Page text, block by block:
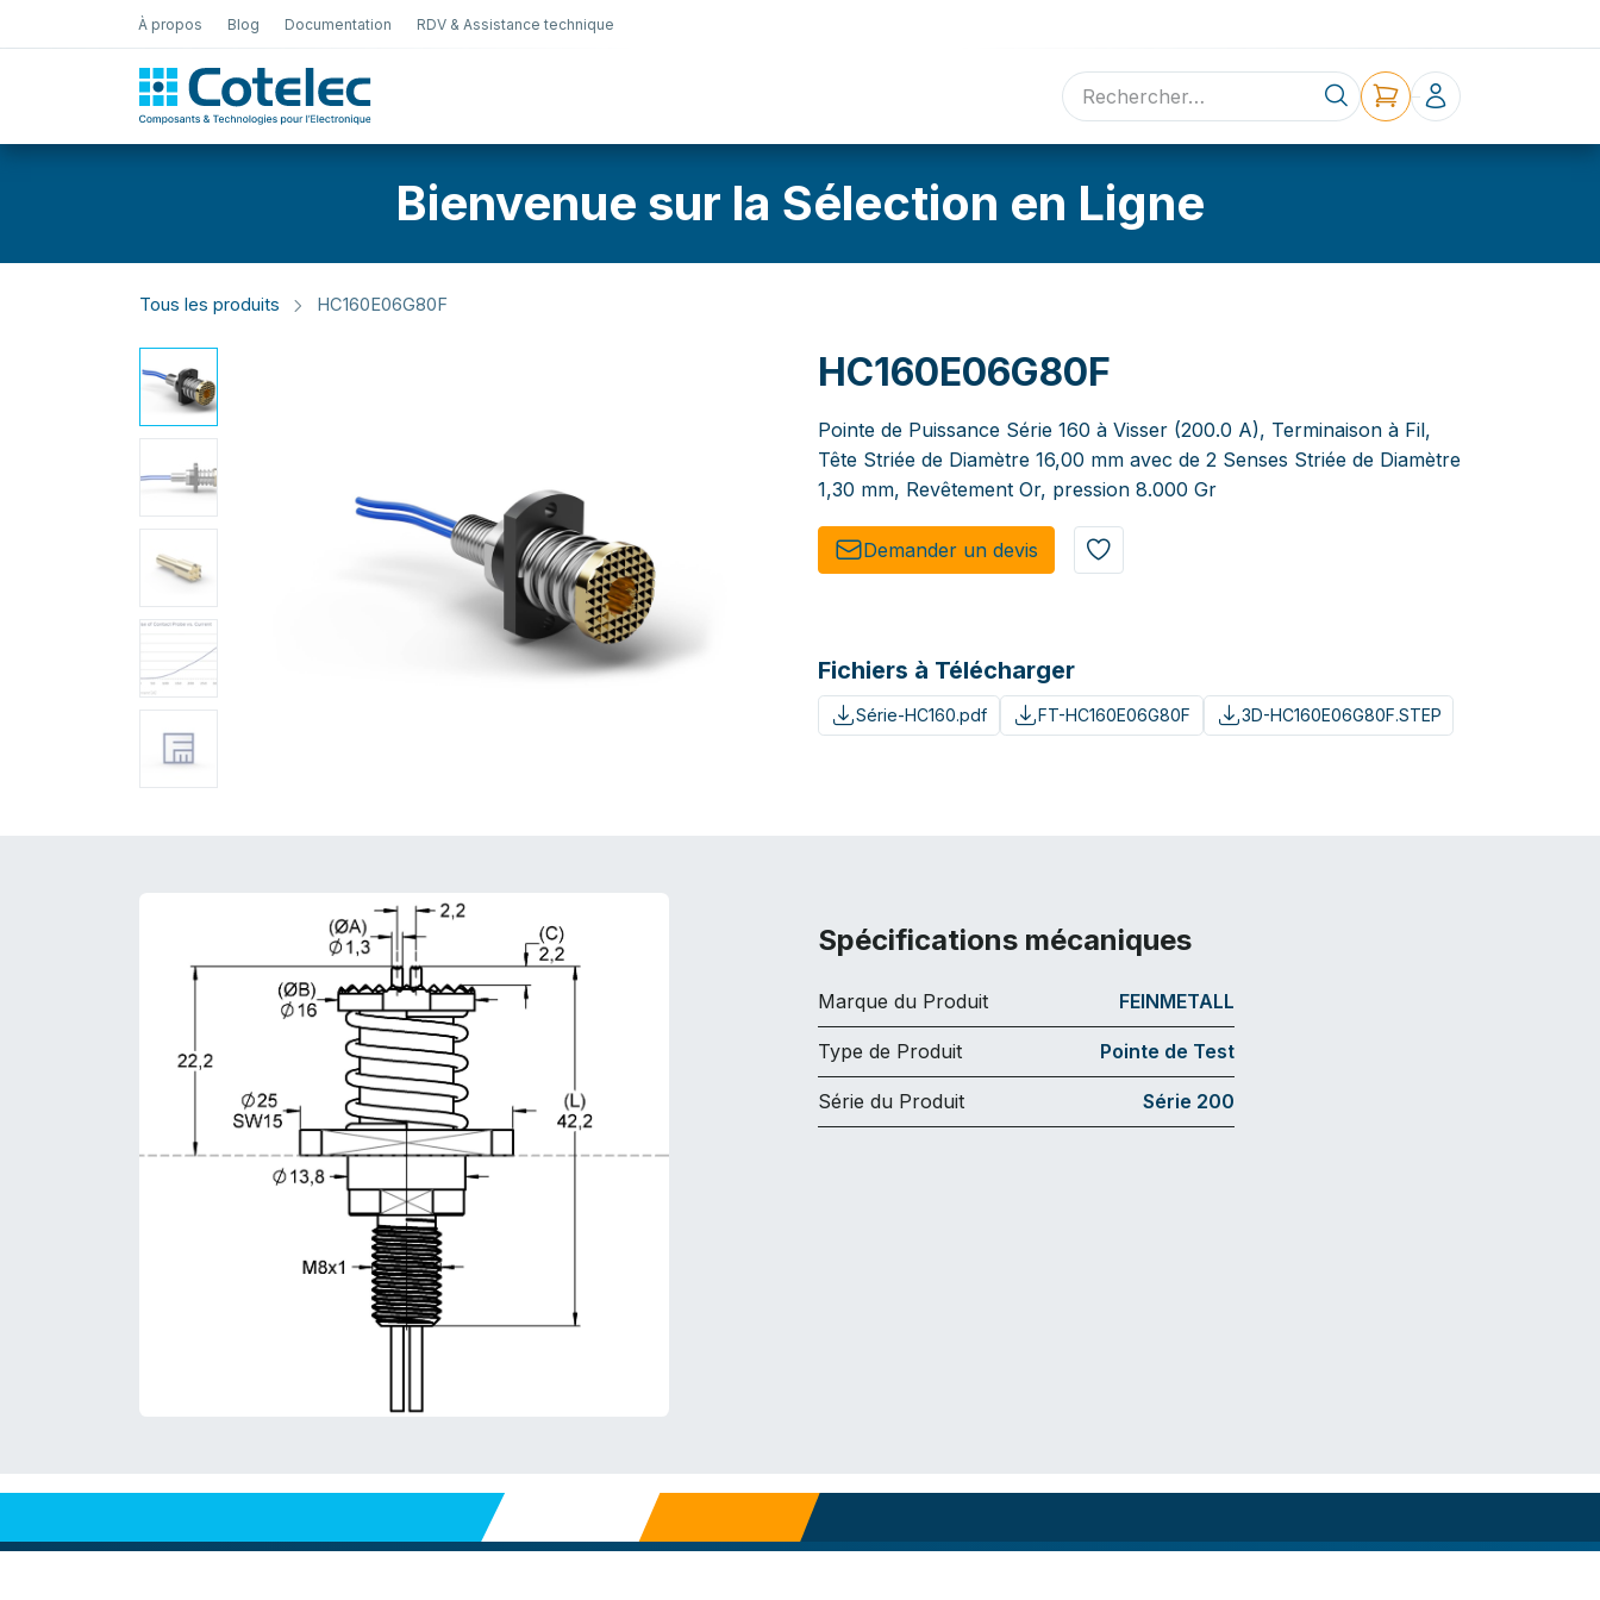
À propos Blog Documentation RDV & Assistance technique
Sélection en ligne Contact
Bienvenue sur la Sélection en Ligne
Tous les produits HC160E06G80F
HC160E06G80F
Pointe de Puissance Série 160 à Visser (200.0 A), Terminaison à Fil,
Tête Striée de Diamètre 16,00 mm avec de 2 Senses Striée de Diamètre
1,30 mm, Revêtement Or, pression 8.000 Gr
Demander un de​​vis​​
Fichiers à Télécharger
Série-HC160.pdf FT-HC160E06G80F 3D-HC160E06G80F.STEP
Spécifications mécaniques
Marque du Produit FEINMETALL
Type de Produit Pointe de Test
Série du Produit Série 200